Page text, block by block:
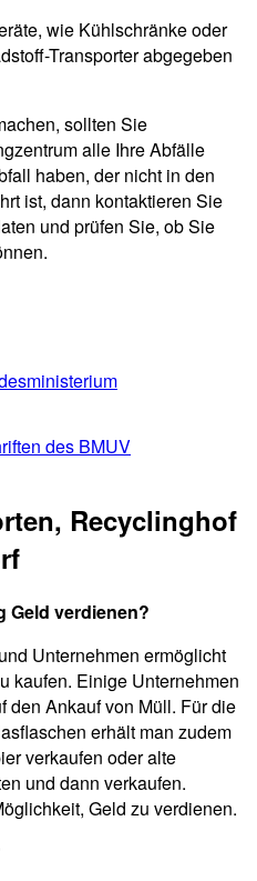
wie Kühlschränke oder
Transporter abgegeben
sollten Sie
alle Ihre Abfälle
haben, der nicht in den
ist, dann kontaktieren Sie
und prüfen Sie, ob Sie
des BMUV
Recyclinghof
Geld verdienen?
Unternehmen ermöglicht
kaufen. Einige Unternehmen
den Ankauf von Müll. Für die
erhält man zudem
verkaufen oder alte
und dann verkaufen.
Geld zu verdienen.